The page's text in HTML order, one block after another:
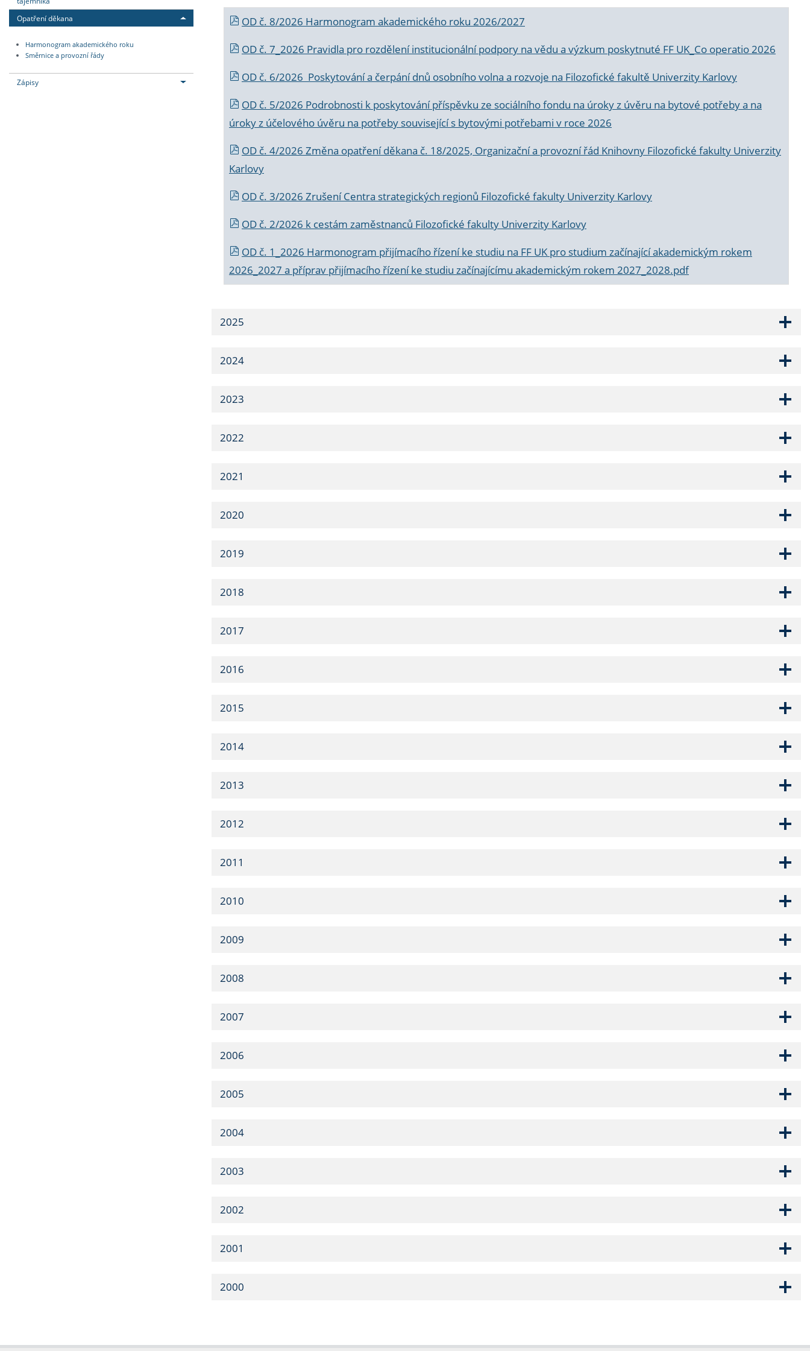
Opatření děkana
Harmonogram akademického roku
Směrnice a provozní řády
Zápisy
OD č. 8/2026 Harmonogram akademického roku 2026/2027
OD č. 7_2026 Pravidla pro rozdělení institucionální podpory na vědu a výzkum poskytnuté FF UK_Co operatio 2026
OD č. 6/2026 Poskytování a čerpání dnů osobního volna a rozvoje na Filozofické fakultě Univerzity Karlovy
OD č. 5/2026 Podrobnosti k poskytování příspěvku ze sociálního fondu na úroky z úvěru na bytové potřeby a na
úroky z účelového úvěru na potřeby související s bytovými potřebami v roce 2026
OD č. 4/2026 Změna opatření děkana č. 18/2025, Organizační a provozní řád Knihovny Filozofické fakulty Univerzity
Karlovy
OD č. 3/2026 Zrušení Centra strategických regionů Filozofické fakulty Univerzity Karlovy
OD č. 2/2026 k cestám zaměstnanců Filozofické fakulty Univerzity Karlovy
OD č. 1_2026 Harmonogram přijímacího řízení ke studiu na FF UK pro studium začínající akademickým rokem
2026_2027 a příprav přijímacího řízení ke studiu začínajícímu akademickým rokem 2027_2028.pdf
2025
2024
2023
2022
2021
2020
2019
2018
2017
2016
2015
2014
2013
2012
2011
2010
2009
2008
2007
2006
2005
2004
2003
2002
2001
2000